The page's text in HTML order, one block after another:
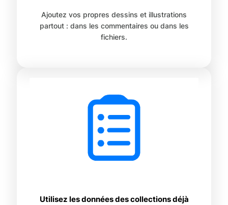
Ajoutez vos propres dessins et illustrations
partout : dans les commentaires ou dans les
fichiers.
Utilisez les données des collections déjà